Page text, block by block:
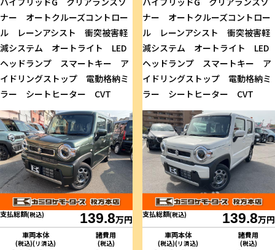
ナー オートクルーズコントロー
ル レーンアシスト 衝突被害軽
減システム オートライト LED
ヘッドランプ スマートキー ア
イドリングストップ 電動格納ミ
ラー シートヒーター CVT
支払総額(税込) 139.8万円
車両本体
(税込)(リ済込)
諸費用
(税込)
ナー オートクルーズコントロー
ル レーンアシスト 衝突被害軽
減システム オートライト LED
ヘッドランプ スマートキー ア
イドリングストップ 電動格納ミ
ラー シートヒーター CVT
支払総額(税込) 139.8万円
車両本体
(税込)(リ済込)
諸費用
(税込)